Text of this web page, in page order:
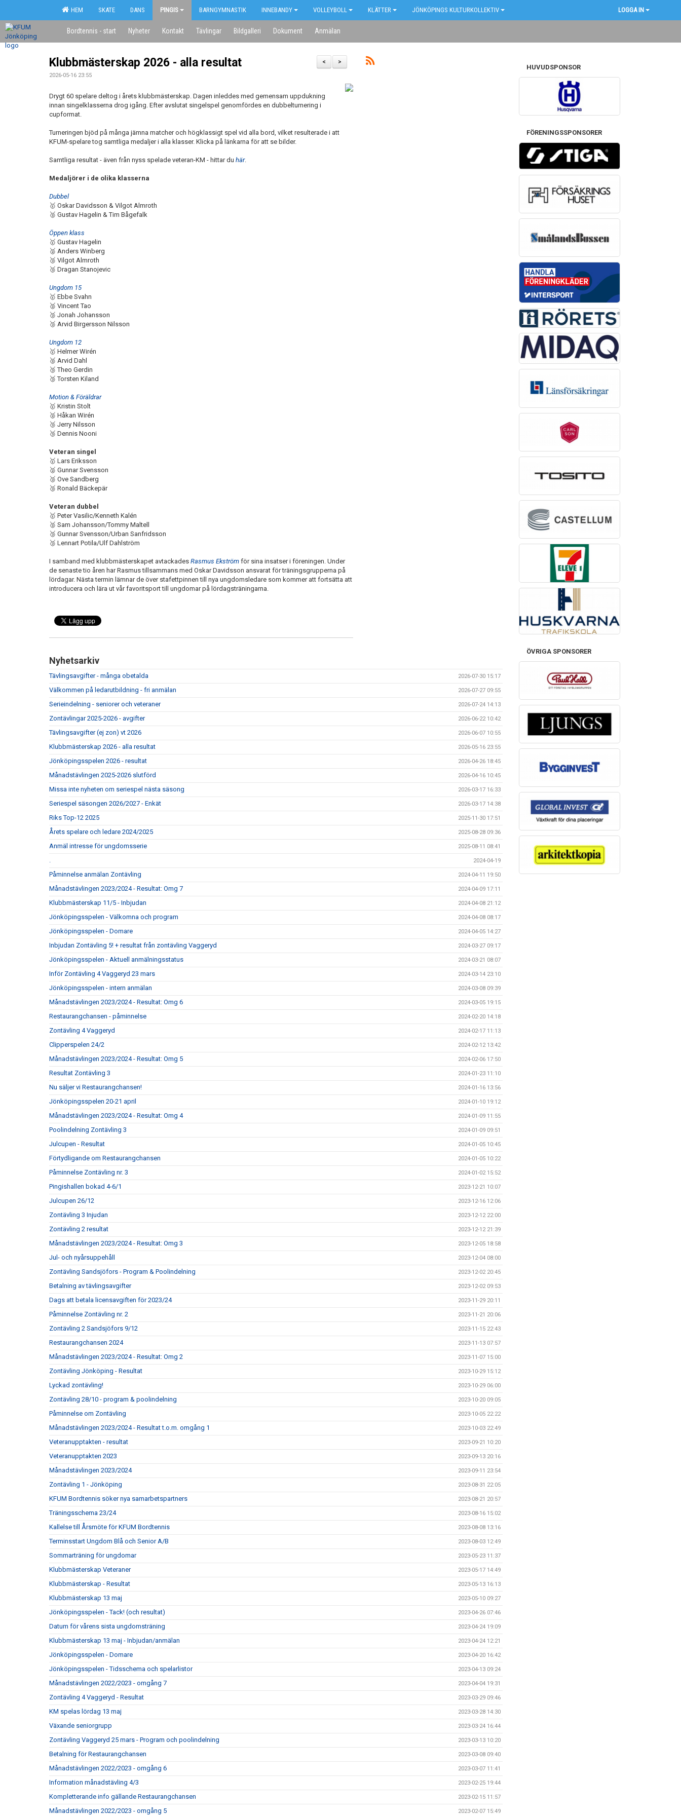
HEM SKATE DANS PINGIS BARNGYMNASTIK INNEBANDY VOLLEYBOLL KLÄTTER JÖNKÖPINGS KULTURKOLLEKTIV LOGGA IN
Bordtennis - start Nyheter Kontakt Tävlingar Bildgalleri Dokument Anmälan
>
<
Klubbmästerskap 2026 - alla resultat
2026-05-16 23:55
Drygt 60 spelare deltog i årets klubbmästerskap. Dagen inleddes med gemensam uppdukning
innan singelklasserna drog igång. Efter avslutat singelspel genomfördes en dubbelturnering i
cupformat.
Turneringen bjöd på många jämna matcher och högklassigt spel vid alla bord, vilket resulterade i att
KFUM-spelare tog samtliga medaljer i alla klasser. Klicka på länkarna för att se bilder.
Samtliga resultat - även från nyss spelade veteran-KM - hittar du här.
Medaljörer i de olika klasserna
Dubbel
🥇 Oskar Davidsson & Vilgot Almroth
🥈 Gustav Hagelin & Tim Bågefalk
Öppen klass
🥇 Gustav Hagelin
🥈 Anders Winberg
🥉 Vilgot Almroth
🥉 Dragan Stanojevic
Ungdom 15
🥇 Ebbe Svahn
🥈 Vincent Tao
🥉 Jonah Johansson
🥉 Arvid Birgersson Nilsson
Ungdom 12
🥇 Helmer Wirén
🥈 Arvid Dahl
🥉 Theo Gerdin
🥉 Torsten Kiland
Motion & Föräldrar
🥇 Kristin Stolt
🥈 Håkan Wirén
🥉 Jerry Nilsson
🥉 Dennis Nooni
Veteran singel
🥇 Lars Eriksson
🥈 Gunnar Svensson
🥉 Ove Sandberg
🥉 Ronald Bäckepär
Veteran dubbel
🥇 Peter Vasilic/Kenneth Kalén
🥈 Sam Johansson/Tommy Maltell
🥉 Gunnar Svensson/Urban Sanfridsson
🥉 Lennart Potila/Ulf Dahlström
I samband med klubbmästerskapet avtackades Rasmus Ekström för sina insatser i föreningen. Under
de senaste tio åren har Rasmus tillsammans med Oskar Davidsson ansvarat för träningsgrupperna på
lördagar. Nästa termin lämnar de över stafettpinnen till nya ungdomsledare som kommer att fortsätta att
introducera och lära ut vår favoritsport till ungdomar på lördagsträningarna.
Nyhetsarkiv
Tävlingsavgifter - många obetalda 2026-07-30 15:17
Välkommen på ledarutbildning - fri anmälan 2026-07-27 09:55
Serieindelning - seniorer och veteraner 2026-07-24 14:13
Zontävlingar 2025-2026 - avgifter 2026-06-22 10:42
Tävlingsavgifter (ej zon) vt 2026 2026-06-07 10:55
Klubbmästerskap 2026 - alla resultat 2026-05-16 23:55
Jönköpingsspelen 2026 - resultat 2026-04-26 18:45
Månadstävlingen 2025-2026 slutförd 2026-04-16 10:45
Missa inte nyheten om seriespel nästa säsong 2026-03-17 16:33
Seriespel säsongen 2026/2027 - Enkät 2026-03-17 14:38
Riks Top-12 2025 2025-11-30 17:51
Årets spelare och ledare 2024/2025 2025-08-28 09:36
Anmäl intresse för ungdomsserie 2025-08-11 08:41
. 2024-04-19
Påminnelse anmälan Zontävling 2024-04-11 19:50
Månadstävlingen 2023/2024 - Resultat: Omg 7 2024-04-09 17:11
Klubbmästerskap 11/5 - Inbjudan 2024-04-08 21:12
Jönköpingsspelen - Välkomna och program 2024-04-08 08:17
Jönköpingsspelen - Domare 2024-04-05 14:27
Inbjudan Zontävling 5! + resultat från zontävling Vaggeryd 2024-03-27 09:17
Jönköpingsspelen - Aktuell anmälningsstatus 2024-03-21 08:07
Inför Zontävling 4 Vaggeryd 23 mars 2024-03-14 23:10
Jönköpingsspelen - intern anmälan 2024-03-08 09:39
Månadstävlingen 2023/2024 - Resultat: Omg 6 2024-03-05 19:15
Restaurangchansen - påminnelse 2024-02-20 14:18
Zontävling 4 Vaggeryd 2024-02-17 11:13
Clipperspelen 24/2 2024-02-12 13:42
Månadstävlingen 2023/2024 - Resultat: Omg 5 2024-02-06 17:50
Resultat Zontävling 3 2024-01-23 11:10
Nu säljer vi Restaurangchansen! 2024-01-16 13:56
Jönköpingsspelen 20-21 april 2024-01-10 19:12
Månadstävlingen 2023/2024 - Resultat: Omg 4 2024-01-09 11:55
Poolindelning Zontävling 3 2024-01-09 09:51
Julcupen - Resultat 2024-01-05 10:45
Förtydligande om Restaurangchansen 2024-01-05 10:22
Påminnelse Zontävling nr. 3 2024-01-02 15:52
Pingishallen bokad 4-6/1 2023-12-21 10:07
Julcupen 26/12 2023-12-16 12:06
Zontävling 3 Injudan 2023-12-12 22:00
Zontävling 2 resultat 2023-12-12 21:39
Månadstävlingen 2023/2024 - Resultat: Omg 3 2023-12-05 18:58
Jul- och nyårsuppehåll 2023-12-04 08:00
Zontävling Sandsjöfors - Program & Poolindelning 2023-12-02 20:45
Betalning av tävlingsavgifter 2023-12-02 09:53
Dags att betala licensavgiften för 2023/24 2023-11-29 20:11
Påminnelse Zontävling nr. 2 2023-11-21 20:06
Zontävling 2 Sandsjöfors 9/12 2023-11-15 22:43
Restaurangchansen 2024 2023-11-13 07:57
Månadstävlingen 2023/2024 - Resultat: Omg 2 2023-11-07 15:00
Zontävling Jönköping - Resultat 2023-10-29 15:12
Lyckad zontävling! 2023-10-29 06:00
Zontävling 28/10 - program & poolindelning 2023-10-20 09:05
Påminnelse om Zontävling 2023-10-05 22:22
Månadstävlingen 2023/2024 - Resultat t.o.m. omgång 1 2023-10-03 22:49
Veteranupptakten - resultat 2023-09-21 10:20
Veteranupptakten 2023 2023-09-13 20:16
Månadstävlingen 2023/2024 2023-09-11 23:54
Zontävling 1 - Jönköping 2023-08-31 22:05
KFUM Bordtennis söker nya samarbetspartners 2023-08-21 20:57
Träningsschema 23/24 2023-08-16 15:02
Kallelse till Årsmöte för KFUM Bordtennis 2023-08-08 13:16
Terminsstart Ungdom Blå och Senior A/B 2023-08-03 12:49
Sommarträning för ungdomar 2023-05-23 11:37
Klubbmästerskap Veteraner 2023-05-17 14:49
Klubbmästerskap - Resultat 2023-05-13 16:13
Klubbmästerskap 13 maj 2023-05-10 09:27
Jönköpingsspelen - Tack! (och resultat) 2023-04-26 07:46
Datum för vårens sista ungdomsträning 2023-04-24 19:09
Klubbmästerskap 13 maj - Inbjudan/anmälan 2023-04-24 12:21
Jönköpingsspelen - Domare 2023-04-20 16:42
Jönköpingsspelen - Tidsschema och spelarlistor 2023-04-13 09:24
Månadstävlingen 2022/2023 - omgång 7 2023-04-04 19:31
Zontävling 4 Vaggeryd - Resultat 2023-03-29 09:46
KM spelas lördag 13 maj 2023-03-28 14:30
Växande seniorgrupp 2023-03-24 16:44
Zontävling Vaggeryd 25 mars - Program och poolindelning 2023-03-13 10:20
Betalning för Restaurangchansen 2023-03-08 09:40
Månadstävlingen 2022/2023 - omgång 6 2023-03-07 11:41
Information månadstävling 4/3 2023-02-25 19:44
Kompletterande info gällande Restaurangchansen 2023-02-15 11:57
Månadstävlingen 2022/2023 - omgång 5 2023-02-07 15:49
HUVUDSPONSOR
FÖRENINGSSPONSORER
ÖVRIGA SPONSORER